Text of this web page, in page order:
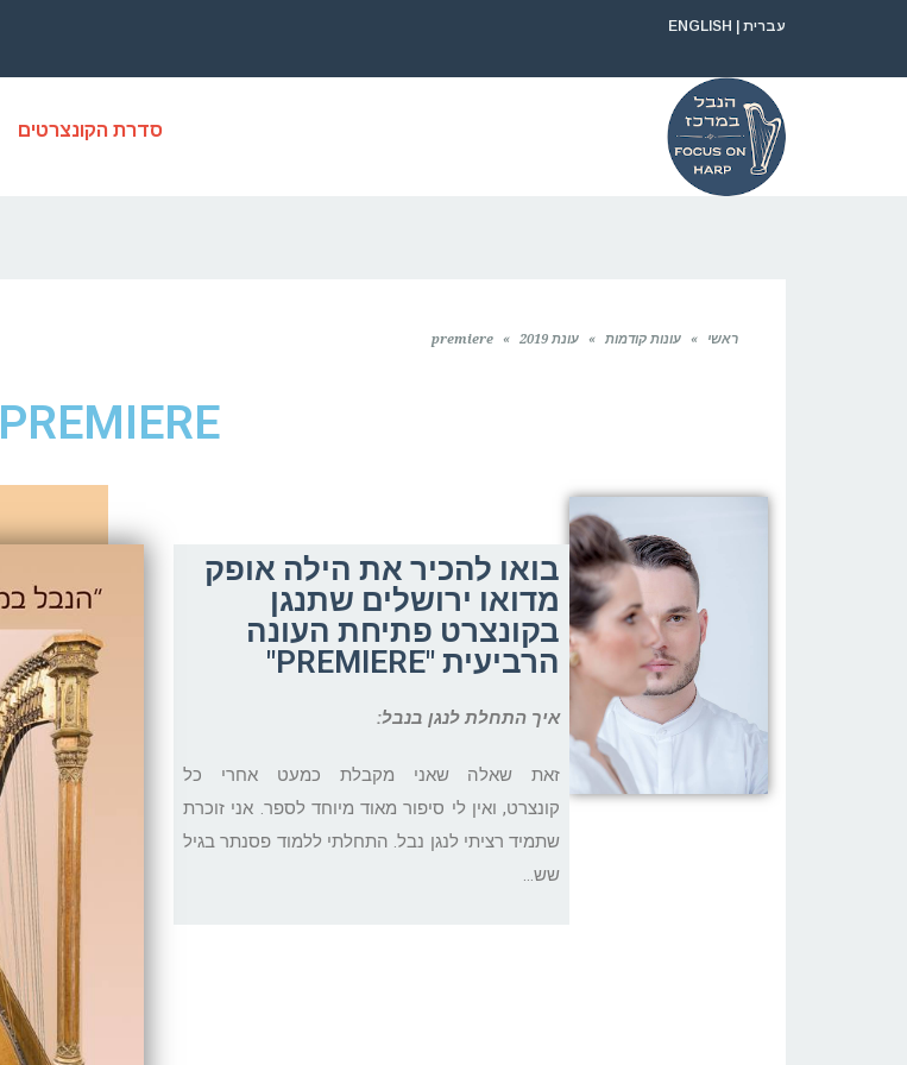
עברית ENGLISH
סדרת הקונצרטים
ראשי » עונות קודמות » עונת 2019 »
premiere
PREMIERE
בואו להכיר את הילה אופק
מדואו ירושלים שתנגן
בקונצרט פתיחת העונה
הרביעית "PREMIERE"
איך התחלת לנגן בנבל:
זאת שאלה שאני מקבלת כמעט אחרי כל
קונצרט, ואין לי סיפור מאוד מיוחד לספר. אני זוכרת
שתמיד רציתי לנגן נבל. התחלתי ללמוד פסנתר בגיל
שש…